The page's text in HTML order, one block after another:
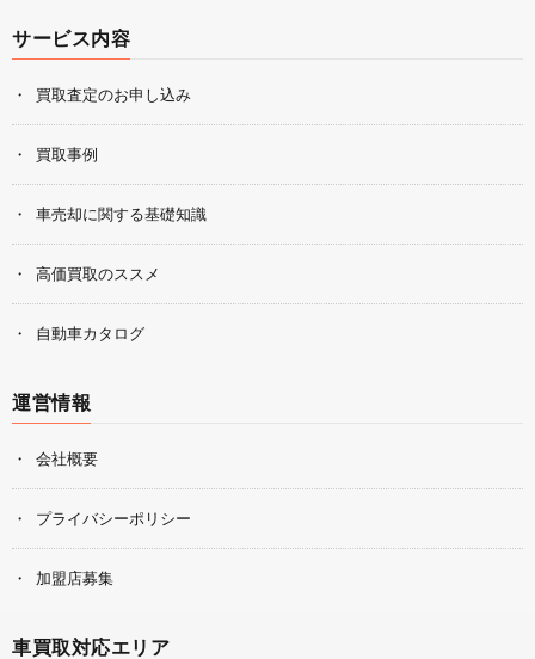
サービス内容
買取査定のお申し込み
買取事例
車売却に関する基礎知識
高価買取のススメ
自動車カタログ
運営情報
会社概要
プライバシーポリシー
加盟店募集
車買取対応エリア